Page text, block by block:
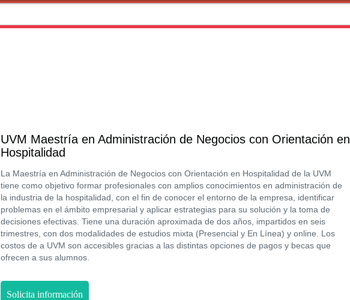
UVM Maestría en Administración de Negocios con Orientación en
Hospitalidad
La Maestría en Administración de Negocios con Orientación en Hospitalidad de la UVM
tiene como objetivo formar profesionales con amplios conocimientos en administración de
la industria de la hospitalidad, con el fin de conocer el entorno de la empresa, identificar
problemas en el ámbito empresarial y aplicar estrategias para su solución y la toma de
decisiones efectivas. Tiene una duración aproximada de dos años, impartidos en seis
trimestres, con dos modalidades de estudios mixta (Presencial y En Línea) y online. Los
costos de a UVM son accesibles gracias a las distintas opciones de pagos y becas que
ofrecen a sus alumnos.
Solicita información